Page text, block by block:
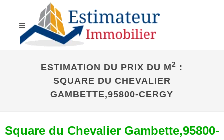
ESTIMATION DU PRIX DU M2 :
SQUARE DU CHEVALIER
GAMBETTE,95800-CERGY
Square du Chevalier Gambette,95800-